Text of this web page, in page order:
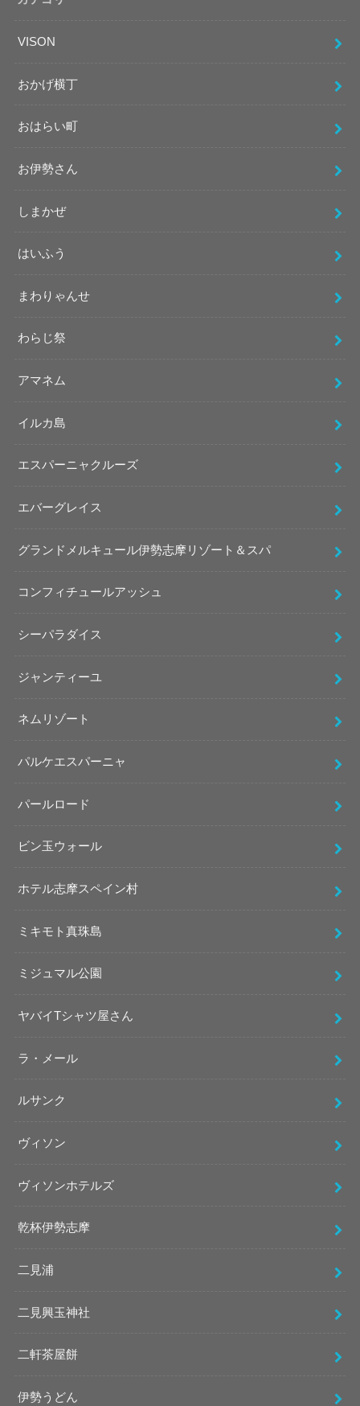
VISON
おかげ横丁
おはらい町
お伊勢さん
しまかぜ
はいふう
まわりゃんせ
わらじ祭
アマネム
イルカ島
エスパーニャクルーズ
エバーグレイス
グランドメルキュール伊勢志摩リゾート＆スパ
コンフィチュールアッシュ
シーパラダイス
ジャンティーユ
ネムリゾート
パルケエスパーニャ
パールロード
ビン玉ウォール
ホテル志摩スペイン村
ミキモト真珠島
ミジュマル公園
ヤバイTシャツ屋さん
ラ・メール
ルサンク
ヴィソン
ヴィソンホテルズ
乾杯伊勢志摩
二見浦
二見興玉神社
二軒茶屋餅
伊勢うどん